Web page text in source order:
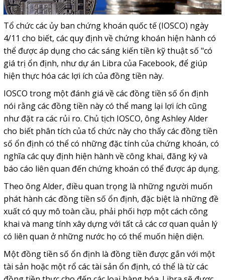
Tổ chức các ủy ban chứng khoán quốc tế (IOSCO) ngày
4/11 cho biết, các quy định về chứng khoán hiện hành có
thể được áp dụng cho các sáng kiến tiền kỹ thuật số "có
giá trị ổn định, như dự án Libra của Facebook, để giúp
hiện thực hóa các lợi ích của đồng tiền này.
IOSCO trong một đánh giá về các đồng tiền số ổn định
nói rằng các đồng tiền này có thể mang lại lợi ích cũng
như đặt ra các rủi ro. Chủ tịch IOSCO, ông Ashley Alder
cho biết phân tích của tổ chức này cho thấy các đồng tiền
số ổn định có thể có những đặc tính của chứng khoán, có
nghĩa các quy định hiện hành về công khai, đăng ký và
báo cáo liên quan đến chứng khoán có thể được áp dụng.
Theo ông Alder, điều quan trọng là những người muốn
phát hành các đồng tiền số ổn định, đặc biệt là những đề
xuất có quy mô toàn cầu, phải phối hợp một cách công
khai và mang tính xây dựng với tất cả các cơ quan quản lý
có liên quan ở những nước họ có thể muốn hiện diện.
Một đồng tiền số ổn định là đồng tiền được gắn với một
tài sản hoặc một rổ các tài sản ổn định, có thể là từ các